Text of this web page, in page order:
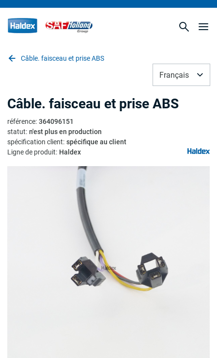
Câble. faisceau et prise ABS
Français
Câble. faisceau et prise ABS
référence: 364096151
statut: n'est plus en production
spécification client: spécifique au client
Ligne de produit: Haldex